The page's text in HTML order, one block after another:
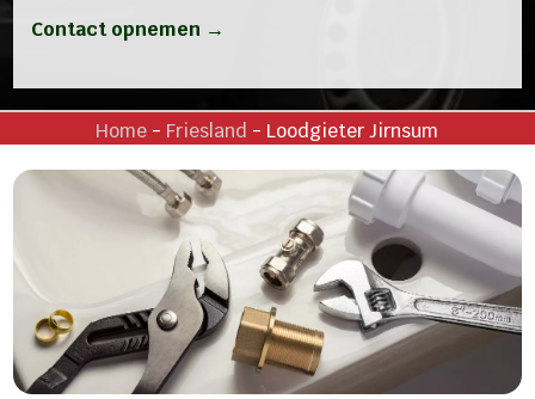
Contact opnemen →
Home - Friesland - Loodgieter Jirnsum